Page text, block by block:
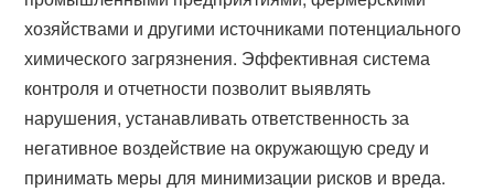
хозяйствами и другими источниками потенциального
химического загрязнения. Эффективная система
контроля и отчетности позволит выявлять
нарушения, устанавливать ответственность за
негативное воздействие на окружающую среду и
принимать меры для минимизации рисков и вреда.